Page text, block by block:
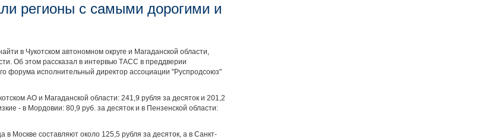
регионы с самыми дорогими и
в Чукотском автономном округе и Магаданской области,
Об этом рассказал в интервью ТАСС в преддверии
форума исполнительный директор ассоциации "Руспродсоюз"
АО и Магаданской области: 241,9 рубля за десяток и 201,2
- в Мордовии: 80,9 руб. за десяток и в Пензенской области:
Москве составляют около 125,5 рубля за десяток, а в Санкт-